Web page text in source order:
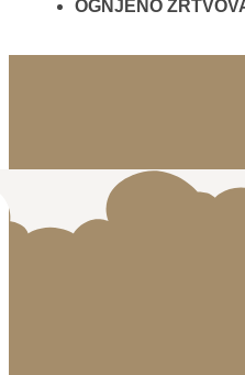
OGNJENO